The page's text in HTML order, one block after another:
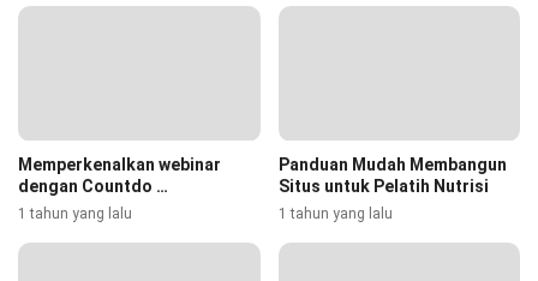
Memperkenalkan webinar
dengan Countdo …
1 tahun yang lalu
Panduan Mudah Membangun
Situs untuk Pelatih Nutrisi
1 tahun yang lalu